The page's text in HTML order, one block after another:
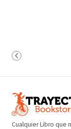
Cualquier Libro que